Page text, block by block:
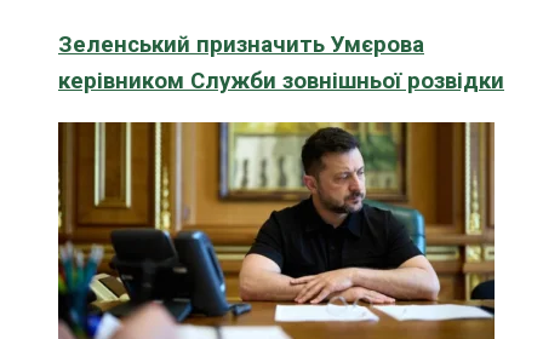
Зеленський призначить Умєрова
керівником Служби зовнішньої розвідки